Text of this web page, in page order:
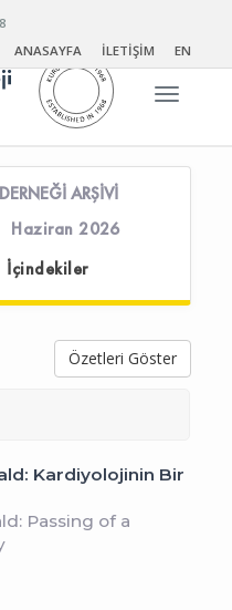
ANASAYFA
İLETİŞİM EN
Toggle
ARŞİVİ
2026
Özetleri Göster
Kardiyolojinin Bir
Passing of a